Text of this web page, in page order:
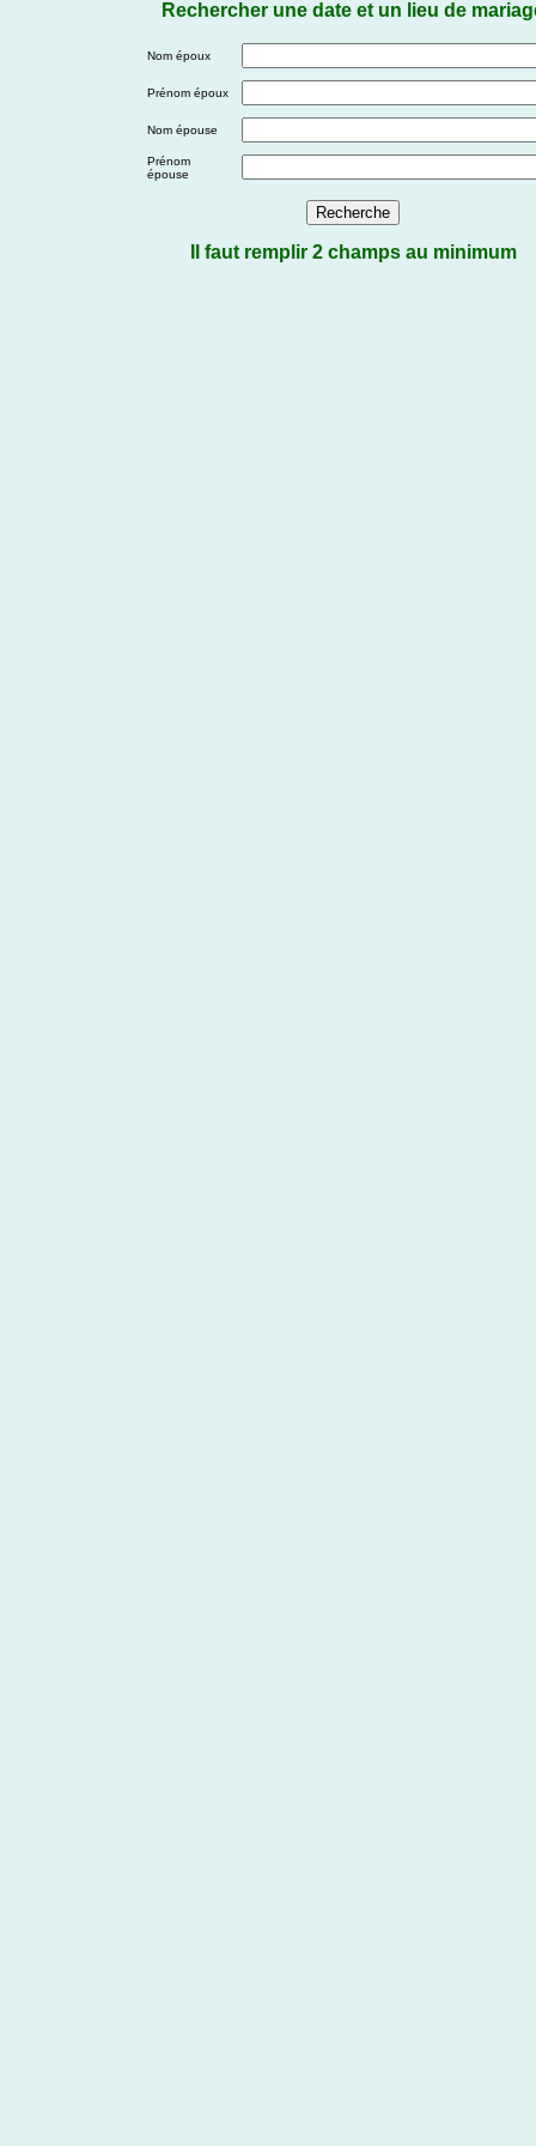
Rechercher une date et un lieu de
Nom époux
Prénom époux
Nom épouse
Prénom
épouse
Il faut remplir 2 champs au minimum